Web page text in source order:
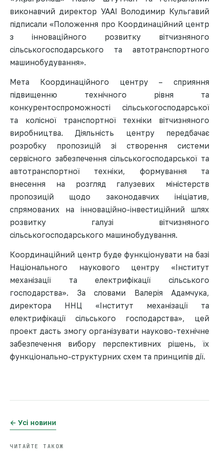
виконавчий директор УААІ Володимир Кульгавий
підписали «Положення про Координаційний центр
з інноваційного розвитку вітчизняного
сільськогосподарського та автотранспортного
машинобудування».
Мета Координаційного центру – сприяння
підвищенню технічного рівня та
конкурентоспроможності сільськогосподарської
та колісної транспортної техніки вітчизняного
виробництва. Діяльність центру передбачає
розробку пропозицій зі створення системи
сервісного забезпечення сільськогосподарської та
автотранспортної техніки, формування та
внесення на розгляд галузевих міністерств
пропозицій щодо законодавчих ініціатив,
спрямованих на інноваційно-інвестиційний шлях
розвитку галузі вітчизняного
сільськогосподарського машинобудування.
Координаційний центр буде функціонувати на базі
Національного наукового центру «Інститут
механізації та електрифікації сільського
господарства». За словами Валерія Адамчука,
директора ННЦ «Інститут механізації та
електрифікації сільського господарства», цей
проект дасть змогу організувати науково-технічне
забезпечення вибору перспективних рішень, їх
функціонально-структурних схем та принципів дії.
← Усі новини
ЧИТАЙТЕ ТАКОЖ